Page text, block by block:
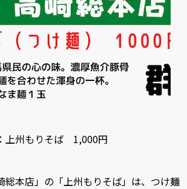
上州もりそば 1,000円
総本店」の「上州もりそば」は、つけ麺